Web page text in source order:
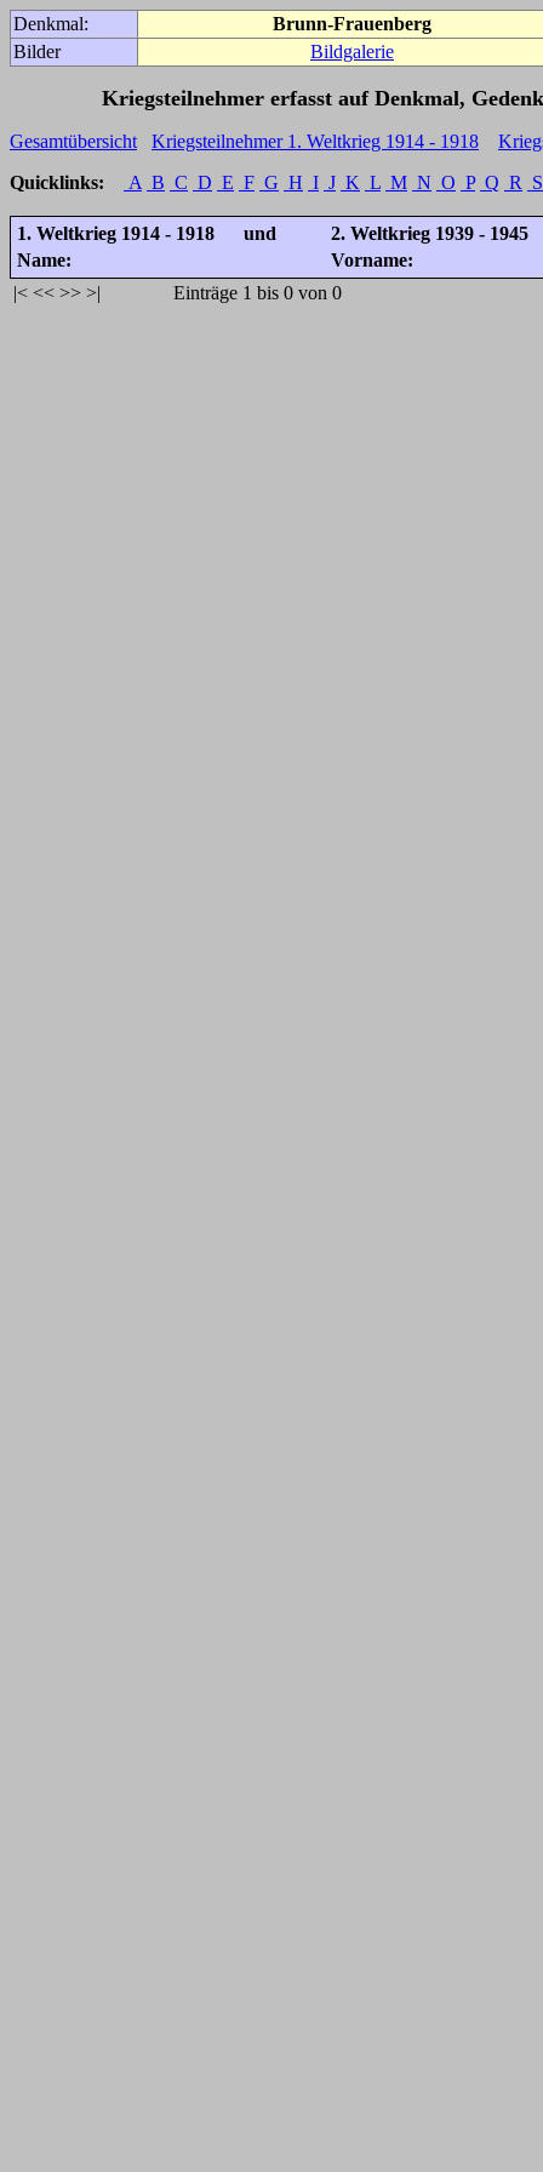
Denkmal:
Brunn-Frauenberg
Bilder
Bildgalerie
Kriegsteilnehmer erfasst auf Denkmal,
Gesamtübersicht Kriegsteilnehmer 1. Weltkrieg 1914 - 1918
Quicklinks:
A B C D E F G H I J K L M N O P Q R S
1. Weltkrieg 1914 - 1918 und
2. Weltkrieg 1939 - 1945
Name:
Vorname:
|< << >> >| Einträge 1 bis 0 von 0